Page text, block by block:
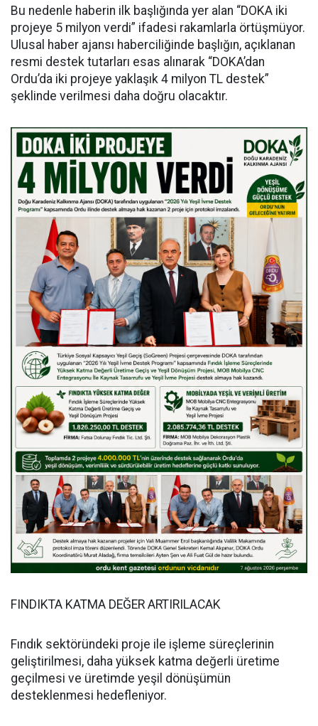
Bu nedenle haberin ilk başlığında yer alan “DOKA iki
projeye 5 milyon verdi” ifadesi rakamlarla örtüşmüyor.
Ulusal haber ajansı haberciliğinde başlığın, açıklanan
resmi destek tutarları esas alınarak “DOKA’dan
Ordu’da iki projeye yaklaşık 4 milyon TL destek”
şeklinde verilmesi daha doğru olacaktır.
FINDIKTA KATMA DEĞER ARTIRILACAK
Fındık sektöründeki proje ile işleme süreçlerinin
geliştirilmesi, daha yüksek katma değerli üretime
geçilmesi ve üretimde yeşil dönüşümün
desteklenmesi hedefleniyor.